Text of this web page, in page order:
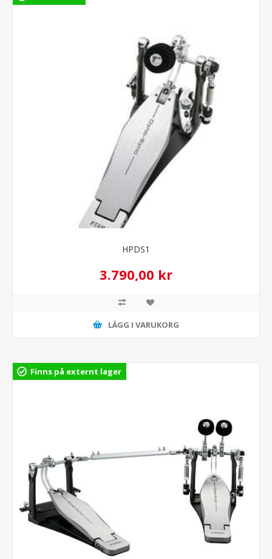
HPDS1
3.790,00 kr
LÄGG I VARUKORG
Finns på externt lager